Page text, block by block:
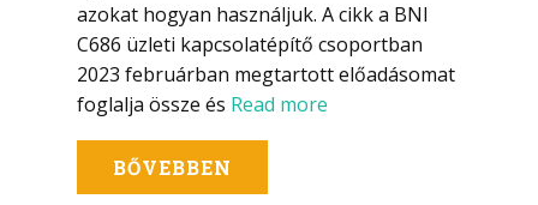
azokat hogyan használjuk. A cikk a BNI
C686 üzleti kapcsolatépítő csoportban
2023 februárban megtartott előadásomat
foglalja össze és Read more
BŐVEBBEN